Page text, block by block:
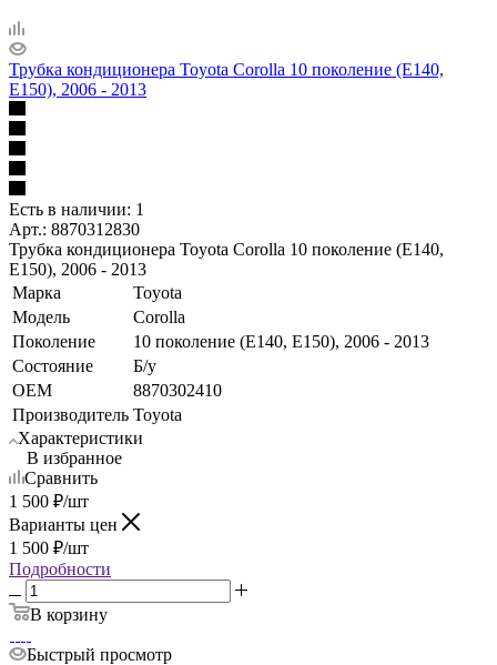
Трубка кондиционера Toyota Corolla 10 поколение (E140,
E150), 2006 - 2013
Есть в наличии: 1
Арт.: 8870312830
Трубка кондиционера Toyota Corolla 10 поколение (E140,
E150), 2006 - 2013
Марка
Toyota
Модель
Corolla
Поколение
10 поколение (E140, E150), 2006 - 2013
Состояние
Б/у
OEM
8870302410
Производитель Toyota
Характеристики
В избранное
Сравнить
1 500 ₽/шт
Варианты цен
1 500 ₽/шт
Подробности
В корзину
Быстрый просмотр